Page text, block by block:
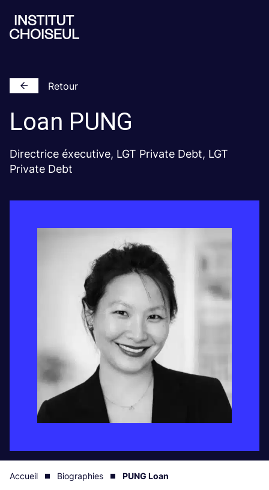
Retour
Loan PUNG
Directrice éxecutive, LGT Private Debt, LGT
Private Debt
Accueil Biographies PUNG Loan